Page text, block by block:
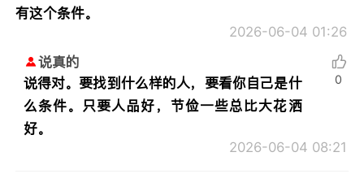
有这个条件。
2026-06-04 01:26
说真的
说得对。要找到什么样的人，要看你自己是什
么条件。只要人品好，节俭一些总比大花洒
好。
2026-06-04 08:21
0